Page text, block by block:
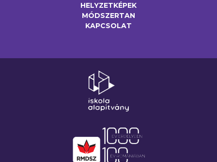
HELYZETKÉPEK
MÓDSZERTAN
KAPCSOLAT